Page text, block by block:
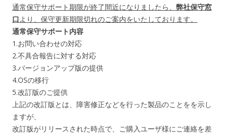
通常保守サポート期限が終了間近になりましたら、 弊社保守窓
口より、保守更新期限切れのご案内をいたしております。
通常保守サポート内容
1.お問い合わせの対応
2.不具合報告に対する対応
3.バージョンアップ版の提供
4.OSの移行
5.改訂版のご提供
上記の改訂版とは、障害修正などを行った製品のことをを示し
ますが、
改訂版がリリースされた時点で、ご購入ユーザ様にご連絡を差